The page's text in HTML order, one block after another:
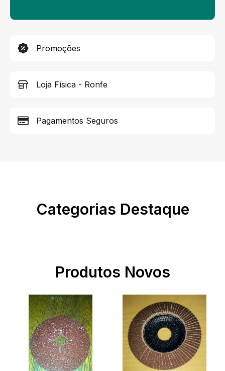
Promoções
Loja Física - Ronfe
Pagamentos Seguros
Categorias Destaque
Produtos Novos